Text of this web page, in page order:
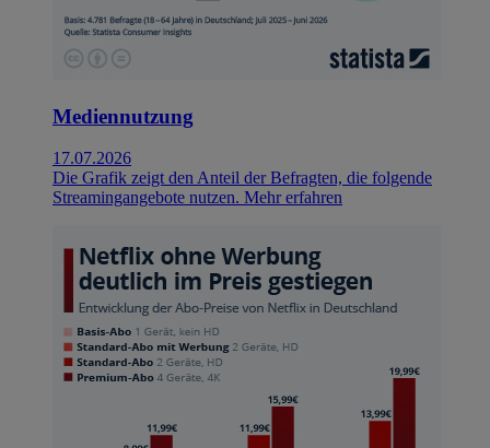
Mediennutzung
17.07.2026
Die Grafik zeigt den Anteil der Befragten, die folgende
Streamingangebote nutzen. Mehr erfahren